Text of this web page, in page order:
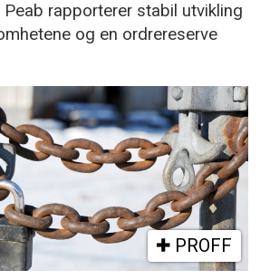
rapporterer stabil utvikling
og en ordrereserve
PROFF